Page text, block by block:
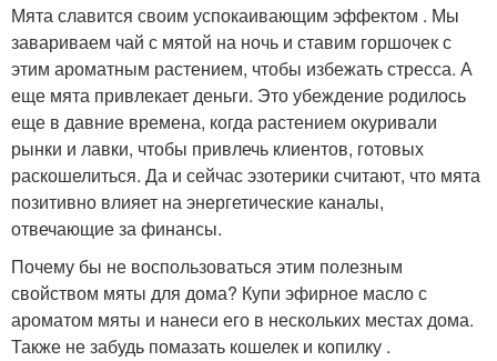
Мята славится своим успокаивающим эффектом . Мы
завариваем чай с мятой на ночь и ставим горшочек с
этим ароматным растением, чтобы избежать стресса. А
еще мята привлекает деньги. Это убеждение родилось
еще в давние времена, когда растением окуривали
рынки и лавки, чтобы привлечь клиентов, готовых
раскошелиться. Да и сейчас эзотерики считают, что мята
позитивно влияет на энергетические каналы,
отвечающие за финансы.
Почему бы не воспользоваться этим полезным
свойством мяты для дома? Купи эфирное масло с
ароматом мяты и нанеси его в нескольких местах дома.
Также не забудь помазать кошелек и копилку .